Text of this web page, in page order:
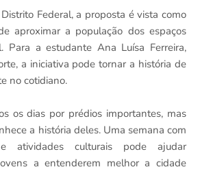
Federal, a proposta é vista como
aproximar a população dos espaços
Para a estudante Ana Luísa Ferreira,
a iniciativa pode tornar a história de
no cotidiano.
os dias por prédios importantes, mas
a história deles. Uma semana com
atividades culturais pode ajudar
a entenderem melhor a cidade